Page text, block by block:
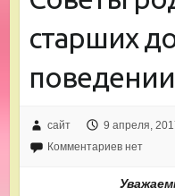
старших
сайт 9 апреля,
Комментариев нет